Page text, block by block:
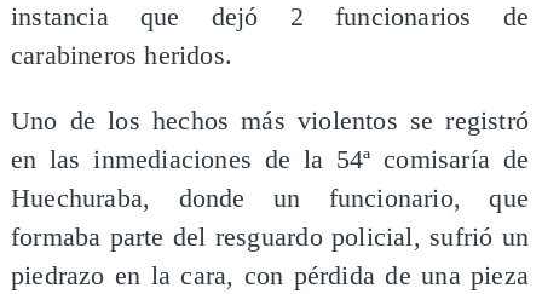
instancia que dejó 2 funcionarios de
carabineros heridos.
Uno de los hechos más violentos se registró
en las inmediaciones de la 54ª comisaría de
Huechuraba, donde un funcionario, que
formaba parte del resguardo policial, sufrió un
piedrazo en la cara, con pérdida de una pieza